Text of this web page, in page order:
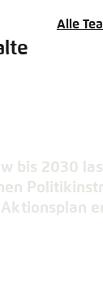
Alle
bis 2030